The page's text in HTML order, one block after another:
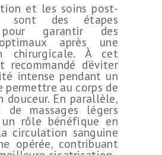
et les soins post-
sont des étapes
pour garantir des
après une
chirurgicale. À cet
recommandé d’éviter
intense pendant un
permettre au corps de
douceur. En parallèle,
de massages légers
rôle bénéfique en
circulation sanguine
opérée, contribuant